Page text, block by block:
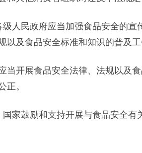
民政府应当加强食品安全的宣传
以及食品安全标准和知识的普及
开展食品安全法律、法规以及食
正。
鼓励和支持开展与食品安全有关